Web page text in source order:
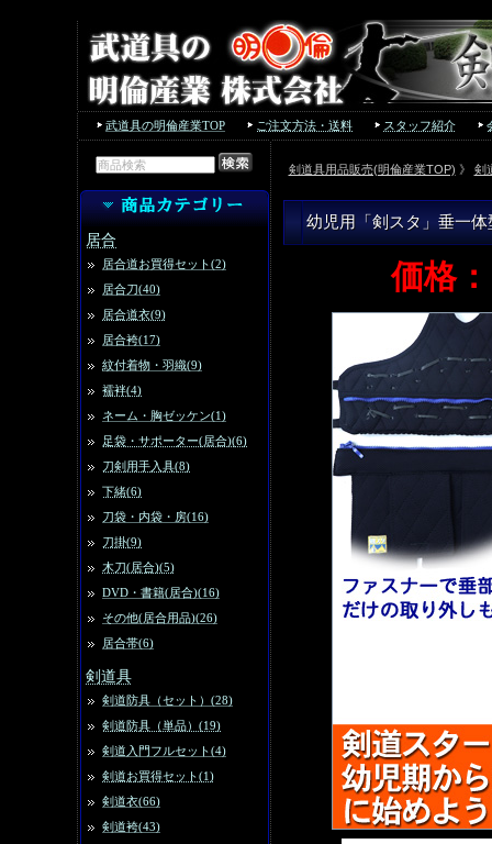
武道具の明倫産業TOP ご注文方法・送料 スタッフ紹介
居合
居合道お買得セット(2)
居合刀(40)
居合道衣(9)
居合袴(17)
紋付着物・羽織(9)
襦袢(4)
ネーム・胸ゼッケン(1)
足袋・サポーター(居合)(6)
刀剣用手入具(8)
下緒(6)
刀袋・内袋・房(16)
刀掛(9)
木刀(居合)(5)
DVD・書籍(居合)(16)
その他(居合用品)(26)
居合帯(6)
剣道具
剣道防具（セット）(28)
剣道防具（単品）(19)
剣道入門フルセット(4)
剣道お買得セット(1)
剣道衣(66)
剣道袴(43)
剣道具用品販売(明倫産業TOP) 》 剣
幼児用「剣スタ」垂一
価格